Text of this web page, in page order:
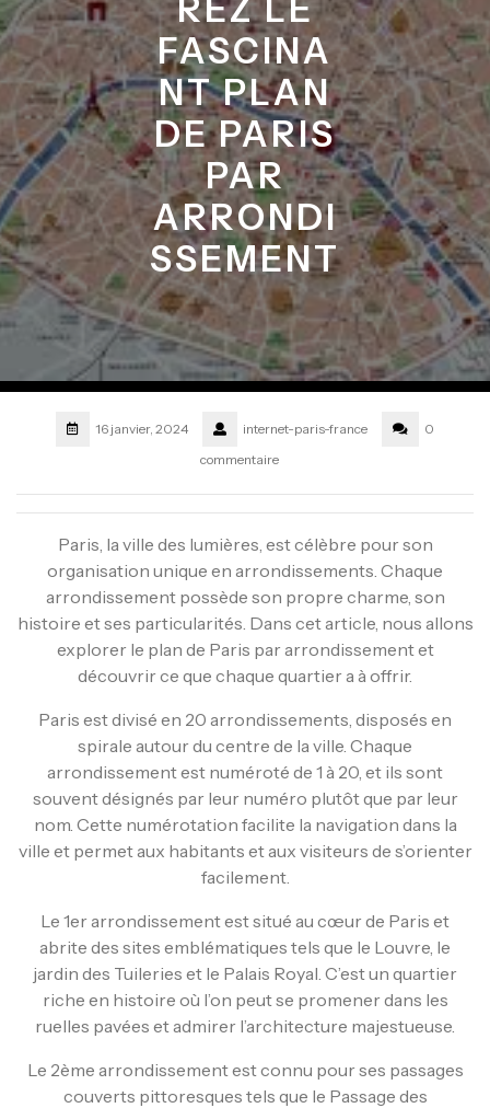
REZ LE
FASCINA
NT PLAN
DE PARIS
PAR
ARRONDI
SSEMENT
16 janvier, 2024 internet-paris-france
0
commentaire
Paris, la ville des lumières, est célèbre pour son
organisation unique en arrondissements. Chaque
arrondissement possède son propre charme, son
histoire et ses particularités. Dans cet article, nous allons
explorer le plan de Paris par arrondissement et
découvrir ce que chaque quartier a à offrir.
Paris est divisé en 20 arrondissements, disposés en
spirale autour du centre de la ville. Chaque
arrondissement est numéroté de 1 à 20, et ils sont
souvent désignés par leur numéro plutôt que par leur
nom. Cette numérotation facilite la navigation dans la
ville et permet aux habitants et aux visiteurs de s’orienter
facilement.
Le 1er arrondissement est situé au cœur de Paris et
abrite des sites emblématiques tels que le Louvre, le
jardin des Tuileries et le Palais Royal. C’est un quartier
riche en histoire où l’on peut se promener dans les
ruelles pavées et admirer l’architecture majestueuse.
Le 2ème arrondissement est connu pour ses passages
couverts pittoresques tels que le Passage des